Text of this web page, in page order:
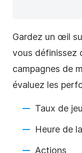
Gardez un œil
vous définissez
campagnes de
évaluez les
Taux de jeu
Heure de
Actions